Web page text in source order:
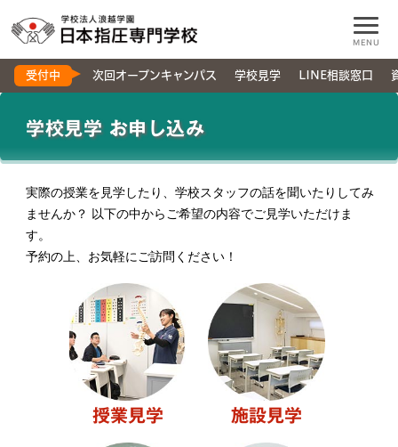
MENU
受付中 次回オープンキャンパス 学校見学 LINE相談窓口
学校見学 お申し込み
実際の授業を見学したり、学校スタッフの話を聞いたりしてみ
ませんか？ 以下の中からご希望の内容でご見学いただけま
す。
予約の上、お気軽にご訪問ください！
授業見学 施設見学